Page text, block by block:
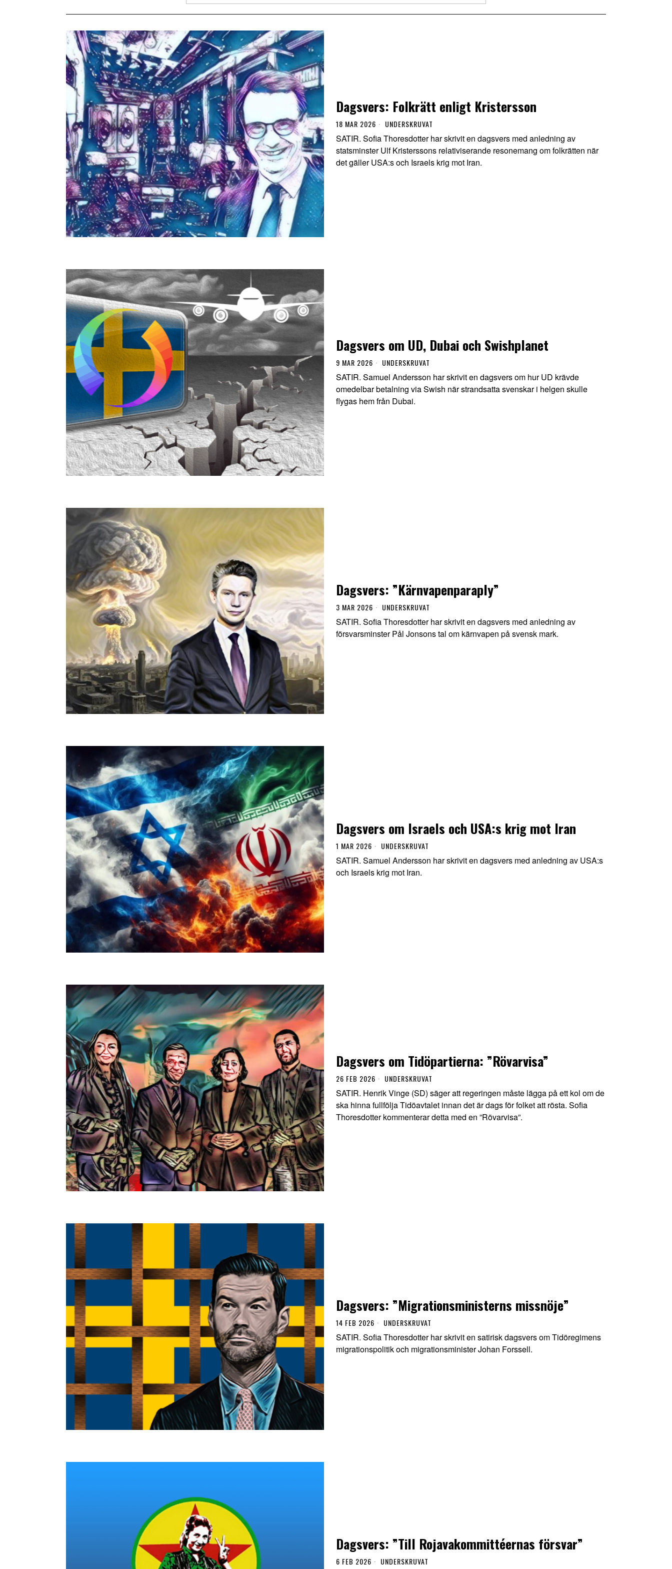
Dagsvers: Folkrätt enligt Kristersson
18 MAR 2026 UNDERSKRUVAT
SATIR. Sofia Thoresdotter har skrivit en dagsvers med anledning av
statsminster Ulf Kristerssons relativiserande resonemang om folkrätten när
det gäller USA:s och Israels krig mot Iran.
Dagsvers om UD, Dubai och Swishplanet
9 MAR 2026 UNDERSKRUVAT
SATIR. Samuel Andersson har skrivit en dagsvers om hur UD krävde
omedelbar betalning via Swish när strandsatta svenskar i helgen skulle
flygas hem från Dubai.
Dagsvers: ”Kärnvapenparaply”
3 MAR 2026 UNDERSKRUVAT
SATIR. Sofia Thoresdotter har skrivit en dagsvers med anledning av
försvarsminster Pål Jonsons tal om kärnvapen på svensk mark.
Dagsvers om Israels och USA:s krig mot Iran
1 MAR 2026 UNDERSKRUVAT
SATIR. Samuel Andersson har skrivit en dagsvers med anledning av USA:s
och Israels krig mot Iran.
Dagsvers om Tidöpartierna: ”Rövarvisa”
26 FEB 2026 UNDERSKRUVAT
SATIR. Henrik Vinge (SD) säger att regeringen måste lägga på ett kol om de
ska hinna fullfölja Tidöavtalet innan det är dags för folket att rösta. Sofia
Thoresdotter kommenterar detta med en ”Rövarvisa”.
Dagsvers: ”Migrationsministerns missnöje”
14 FEB 2026 UNDERSKRUVAT
SATIR. Sofia Thoresdotter har skrivit en satirisk dagsvers om Tidöregimens
migrationspolitik och migrationsminister Johan Forssell.
Dagsvers: ”Till Rojavakommittéernas försvar”
6 FEB 2026 UNDERSKRUVAT